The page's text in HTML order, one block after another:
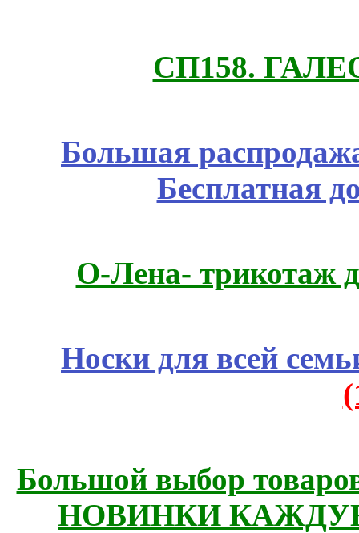
СП158.
Большая
Бесплатная
О-Лена- трикотаж
Носки для всей
Большой выбор
НОВИНКИ